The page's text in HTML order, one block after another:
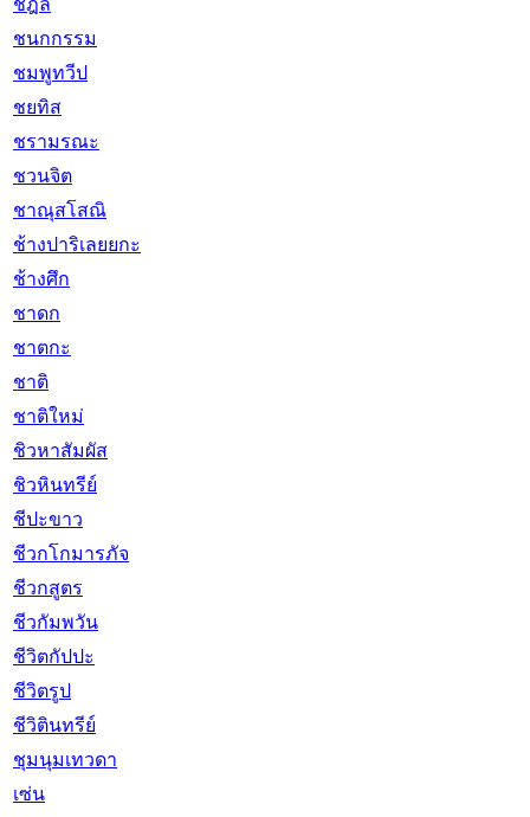
ชฎิล
ชนกกรรม
ชมพูทวีป
ชยทิส
ชรามรณะ
ชวนจิต
ชาณุสโสณิ
ช้างปาริเลยยกะ
ช้างศึก
ชาดก
ชาตกะ
ชาติ
ชาติใหม่
ชิวหาสัมผัส
ชิวหินทรีย์
ชีปะขาว
ชีวกโกมารภัจ
ชีวกสูตร
ชีวกัมพวัน
ชีวิตกัปปะ
ชีวิตรูป
ชีวิตินทรีย์
ชุมนุมเทวดา
เซ่น